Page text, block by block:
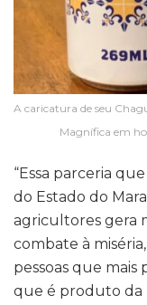
A caricatura de seu
Magnífica em
“Essa parceria
do Estado do
agricultores gera
combate à
pessoas que mais
que é produto da